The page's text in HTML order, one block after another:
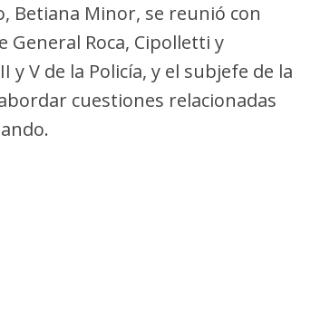
Betiana Minor, se reunió con
General Roca, Cipolletti y
V de la Policía, y el subjefe de la
cuestiones relacionadas